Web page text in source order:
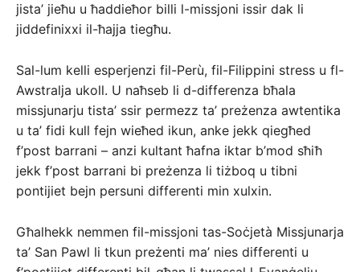
jista’ jieħu u ħaddieħor billi l-missjoni issir dak li
jiddefinixxi il-ħajja tiegħu.
Sal-lum kelli esperjenzi fil-Perù, fil-Filippini stress u fl-
Awstralja ukoll. U naħseb li d-differenza bħala
missjunarju tista’ ssir permezz ta’ preżenza awtentika
u ta’ fidi kull fejn wieħed ikun, anke jekk qiegħed
f’post barrani – anzi kultant ħafna iktar b’mod sħiħ
jekk f’post barrani bi preżenza li tiżboq u tibni
pontijiet bejn persuni differenti min xulxin.
Għalhekk nemmen fil-missjoni tas-Soċjetà Missjunarja
ta’ San Pawl li tkun preżenti ma’ nies differenti u